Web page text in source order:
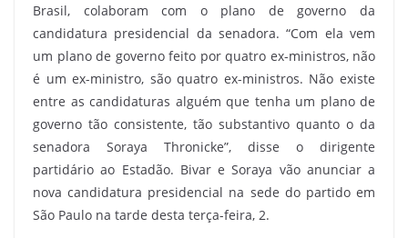
Brasil, colaboram com o plano de governo da
candidatura presidencial da senadora. “Com ela vem
um plano de governo feito por quatro ex-ministros, não
é um ex-ministro, são quatro ex-ministros. Não existe
entre as candidaturas alguém que tenha um plano de
governo tão consistente, tão substantivo quanto o da
senadora Soraya Thronicke”, disse o dirigente
partidário ao Estadão. Bivar e Soraya vão anunciar a
nova candidatura presidencial na sede do partido em
São Paulo na tarde desta terça-feira, 2.